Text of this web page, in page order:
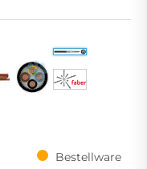
Bestellware